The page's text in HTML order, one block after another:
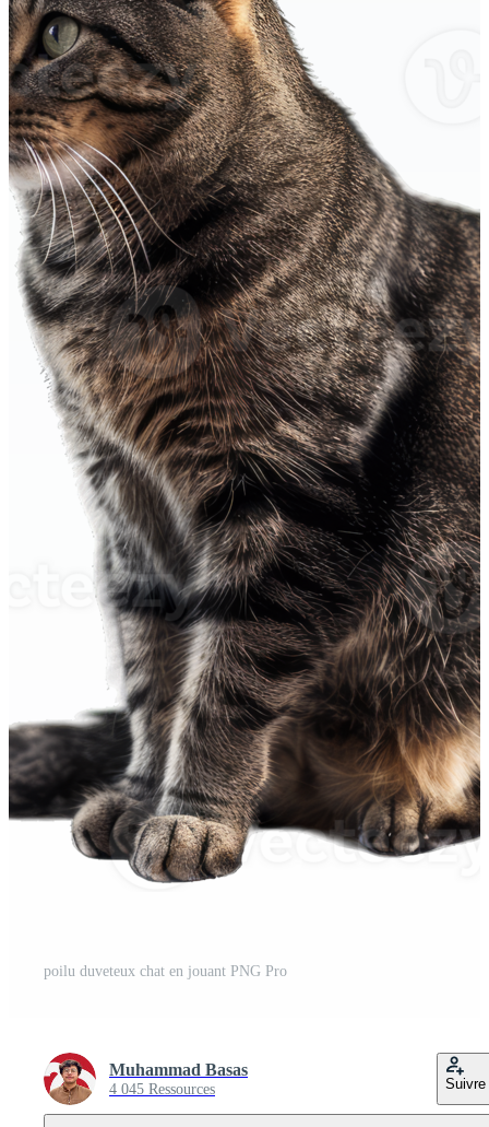
poilu duveteux chat en jouant PNG Pro
Muhammad Basas
4 045 Ressources Suivre